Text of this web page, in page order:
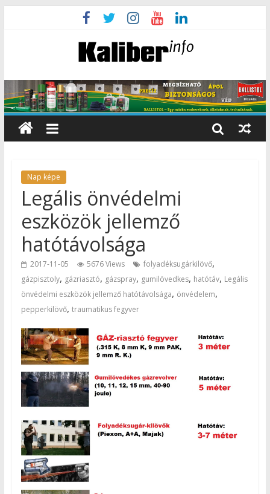
Nap képe
Legális önvédelmi
eszközök jellemző
hatótávolsága
2017-11-05 5676 Views folyadéksugárkilövő,
gázpisztoly, gázriasztó, gázspray, gumilövedkes, hatótáv, Legális
önvédelmi eszközök jellemző hatótávolsága, önvédelem,
pepperkilövő, traumatikus fegyver